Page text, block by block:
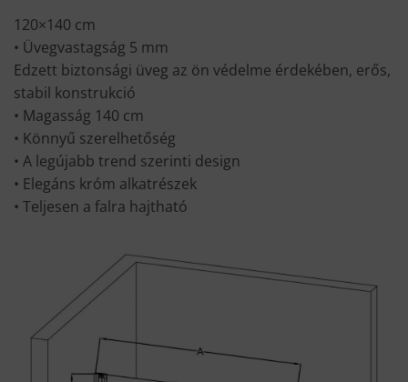
120×140 cm
• Üvegvastagság 5 mm
Edzett biztonsági üveg az ön védelme érdekében, erős,
stabil konstrukció
• Magasság 140 cm
• Könnyű szerelhetőség
• A legújabb trend szerinti design
• Elegáns króm alkatrészek
• Teljesen a falra hajtható